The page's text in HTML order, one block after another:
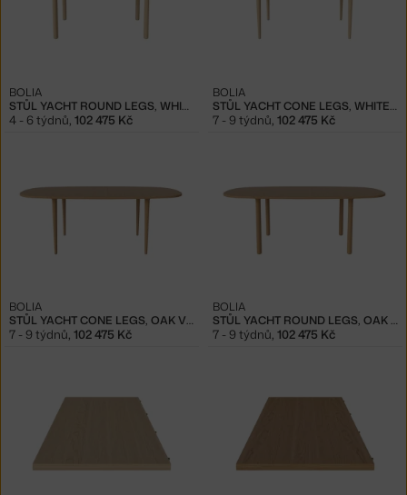
STŮL YACHT ROUND LEGS, WHITE OAK
BOLIA
4 - 6 týdnů 102 475 Kč
STŮL YACHT CONE LEGS, WHITE OAK
BOLIA
7 - 9 týdnů 102 475 Kč
STŮL YACHT CONE LEGS, OAK VENEER/OAK
BOLIA
7 - 9 týdnů, 102 475 Kč
STŮL YACHT ROUND LEGS, OAK VENEER/OAK
BOLIA
7 - 9 týdnů, 102 475 Kč